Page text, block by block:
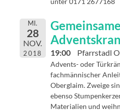
MI.
28
NOV.
2018 19:00 Pfarrstadl
Advents- oder
fachmännischer
Oberglaim. Zweige
ebenso
Materialien und